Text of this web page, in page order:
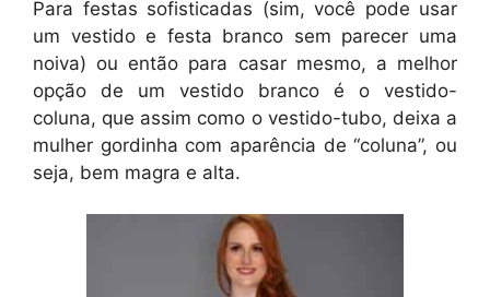
Para festas sofisticadas (sim, você pode usar
um vestido e festa branco sem parecer uma
noiva) ou então para casar mesmo, a melhor
opção de um vestido branco é o vestido-
coluna, que assim como o vestido-tubo, deixa a
mulher gordinha com aparência de “coluna”, ou
seja, bem magra e alta.